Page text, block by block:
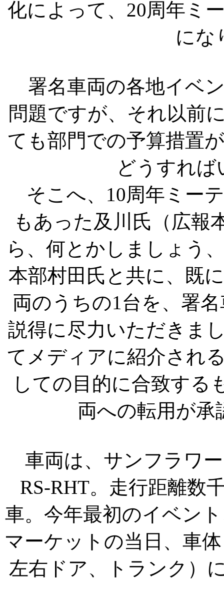
化によって、20周年ミ
にな
署名車両の各地イベ
問題ですが、それ以前
ても部門での予算措置
どうすれ
そこへ、10周年ミー
もあった及川氏（広
ら、何とかしましょう
本部村田氏と共に、既
両のうちの1台を、署
説得に尽力いただきま
てメディアに紹介され
しての目的に合致する
両への転用が承
車両は、サンフラワ
RS-RHT。走行距離数
車。今年最初のイベン
マーケットの当日、車
左右ドア、トランク）